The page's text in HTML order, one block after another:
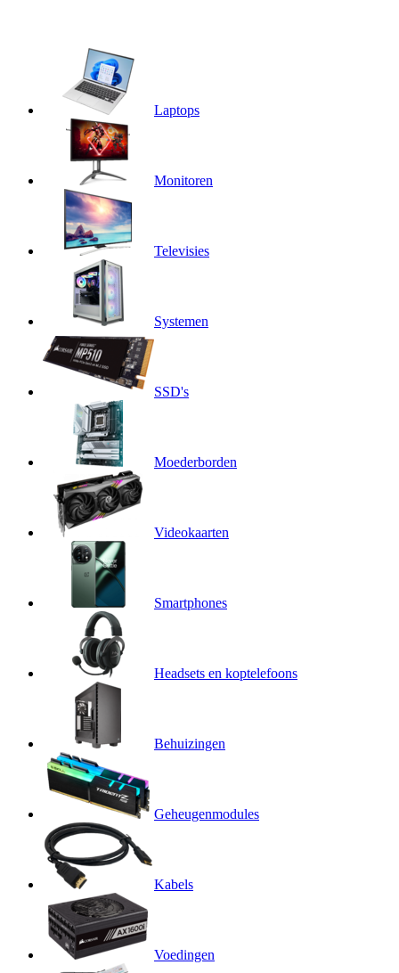
Laptops
Monitoren
Televisies
Systemen
SSD's
Moederborden
Videokaarten
Smartphones
Headsets en koptelefoons
Behuizingen
Geheugenmodules
Kabels
Voedingen